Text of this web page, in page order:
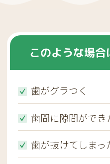
このような場
歯がグラつく
歯間に隙間ができ
歯が抜けてしまっ